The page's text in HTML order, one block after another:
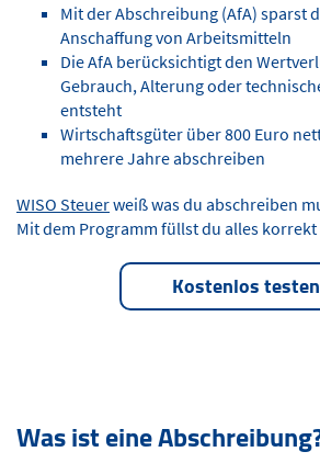
Mit der Abschreibung (AfA) sparst
Anschaffung von Arbeitsmitteln
Die AfA berücksichtigt den
Gebrauch, Alterung oder
entsteht
Wirtschaftsgüter über 800 Euro
mehrere Jahre abschreiben
WISO Steuerweiß was du abschreiben
Mit dem Programm füllst du alles korrekt
Kostenlos testen
Was ist eine